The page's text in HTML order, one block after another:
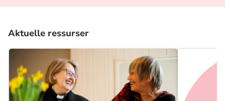
Aktuelle ressurser